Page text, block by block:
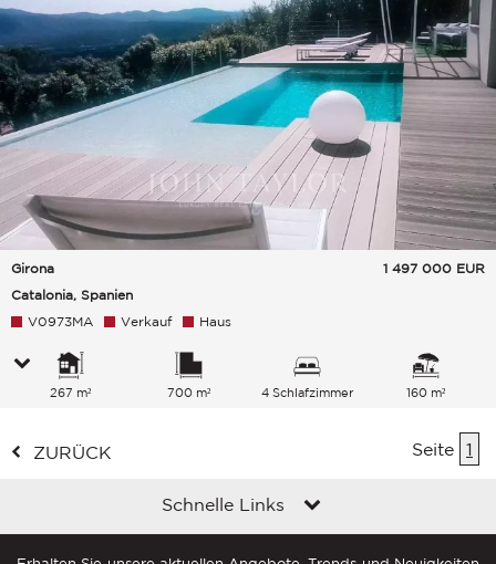
Girona
Catalonia, Spanien
1 497 000 EUR
V0973MA Verkauf Haus
267 m² 700 m² 4 Schlafzimmer 160 m²
ZURÜCK Seite 1
Schnelle Links